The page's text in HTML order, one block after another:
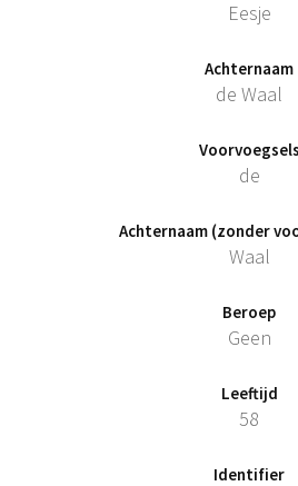
Eesje
Achternaam
de Waal
Voorvoegsels
de
Achternaam (zonder
Waal
Beroep
Geen
Leeftijd
58
Identifier